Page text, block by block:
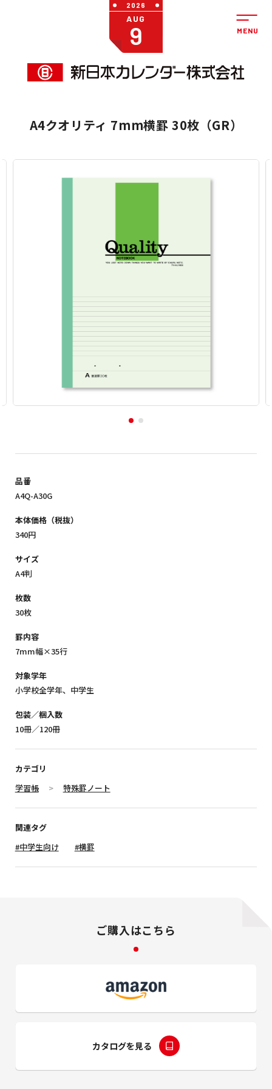
2026
AUG
9
A4クオリティ 7mm横罫 30枚（GR）
品番
A4Q-A30G
本体価格（税抜）
340円
サイズ
A4判
枚数
30枚
罫内容
7mm幅×35行
対象学年
小学校全学年、中学生
包装／梱入数
10冊／120冊
カテゴリ
学習帳
特殊罫ノート
関連タグ
#中学生向け
#横罫
ご購入はこちら
カタログを見る